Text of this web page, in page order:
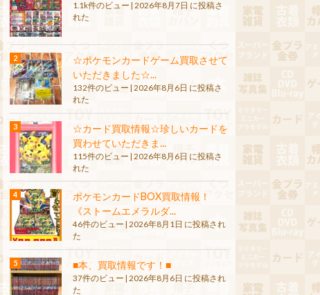
1.1k件のビュー
2026年8月7日 に投稿さ
れた
☆ポケモンカードゲーム買取させて
いただきました☆...
132件のビュー | 2026年8月6日 に投稿さ
れた
☆カード買取情報☆珍しいカードを
買わせていただきま...
115件のビュー | 2026年8月6日 に投稿さ
れた
ポケモンカードBOX買取情報！
《ストームエメラルダ...
46件のビュー
2026年8月1日 に投稿され
た
■本、買取情報です！■
37件のビュー | 2026年8月6日 に投稿され
た